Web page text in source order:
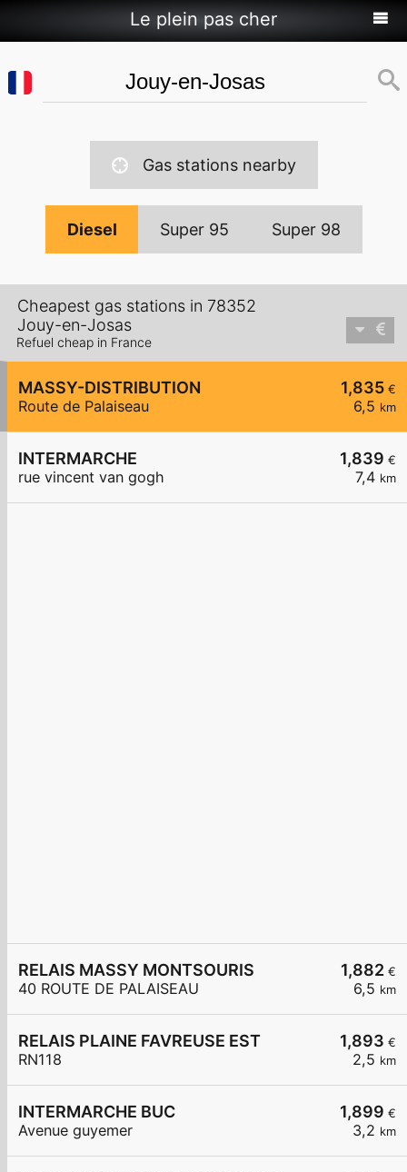
Le plein pas cher
Gas stations nearby
Diesel Super 95 Super 98
Cheapest gas stations in 78352
Jouy-en-Josas
Refuel cheap in France
1,835 €
6,5 km
MASSY-DISTRIBUTION
Route de Palaiseau
1,839 €
7,4 km
INTERMARCHE
rue vincent van gogh
1,882 €
6,5 km
RELAIS MASSY MONTSOURIS
40 ROUTE DE PALAISEAU
1,893 €
2,5 km
RELAIS PLAINE FAVREUSE EST
RN118
1,899 €
3,2 km
INTERMARCHE BUC
Avenue guyemer